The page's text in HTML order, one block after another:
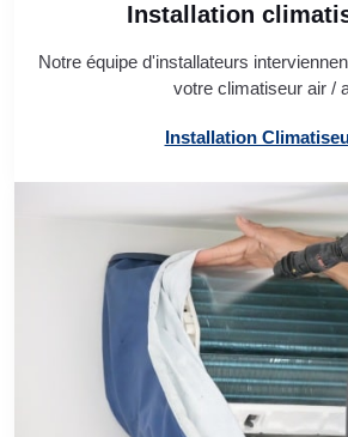
Installation
Notre équipe d'installateurs
votre climatiseur air /
Installation